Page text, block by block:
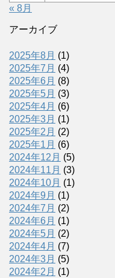
« 8月
アーカイブ
2025年8月 (1)
2025年7月 (4)
2025年6月 (8)
2025年5月 (3)
2025年4月 (6)
2025年3月 (1)
2025年2月 (2)
2025年1月 (6)
2024年12月 (5)
2024年11月 (3)
2024年10月 (1)
2024年9月 (1)
2024年7月 (2)
2024年6月 (1)
2024年5月 (2)
2024年4月 (7)
2024年3月 (5)
2024年2月 (1)